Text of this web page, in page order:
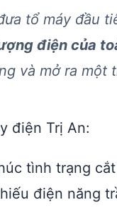
tổ máy đầu
điện của
và mở ra
điện Trị An:
tình trạng
điện năng